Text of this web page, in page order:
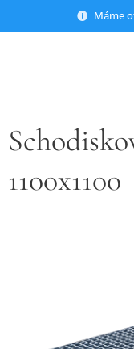
Máme
1100x1100